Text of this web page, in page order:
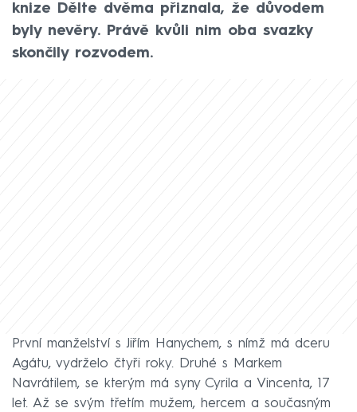
knize Dělte dvěma přiznala, že důvodem
byly nevěry. Právě kvůli nim oba svazky
skončily rozvodem.
První manželství s Jiřím Hanychem, s nímž má dceru
Agátu, vydrželo čtyři roky. Druhé s Markem
Navrátilem, se kterým má syny Cyrila a Vincenta, 17
let. Až se svým třetím mužem, hercem a současným